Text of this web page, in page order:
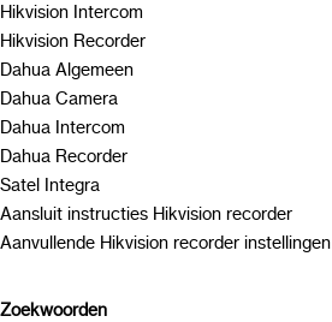
Hikvision Intercom
Hikvision Recorder
Dahua Algemeen
Dahua Camera
Dahua Intercom
Dahua Recorder
Satel Integra
Aansluit instructies Hikvision recorder
Aanvullende Hikvision recorder instellingen
Zoekwoorden